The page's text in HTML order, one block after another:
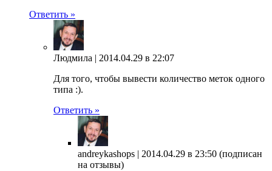
Ответить »
Людмила | 2014.04.29 в 22:07
Для того, чтобы вывести количество меток одного
типа :).
Ответить »
andreykashops | 2014.04.29 в 23:50 (подписан
на отзывы)